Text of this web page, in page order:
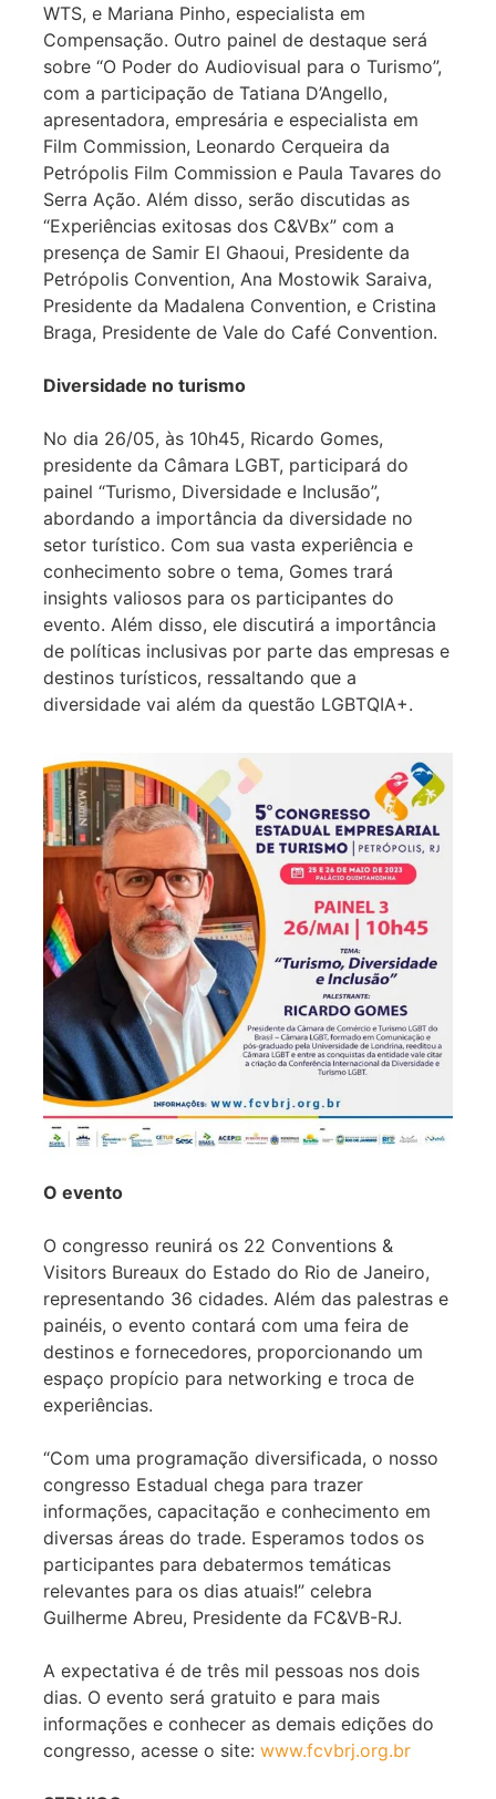
WTS, e Mariana Pinho, especialista em
Compensação. Outro painel de destaque será
sobre “O Poder do Audiovisual para o Turismo”,
com a participação de Tatiana D’Angello,
apresentadora, empresária e especialista em
Film Commission, Leonardo Cerqueira da
Petrópolis Film Commission e Paula Tavares do
Serra Ação. Além disso, serão discutidas as
“Experiências exitosas dos C&VBx” com a
presença de Samir El Ghaoui, Presidente da
Petrópolis Convention, Ana Mostowik Saraiva,
Presidente da Madalena Convention, e Cristina
Braga, Presidente de Vale do Café Convention.
Diversidade no turismo
No dia 26/05, às 10h45, Ricardo Gomes,
presidente da Câmara LGBT, participará do
painel “Turismo, Diversidade e Inclusão”,
abordando a importância da diversidade no
setor turístico. Com sua vasta experiência e
conhecimento sobre o tema, Gomes trará
insights valiosos para os participantes do
evento. Além disso, ele discutirá a importância
de políticas inclusivas por parte das empresas e
destinos turísticos, ressaltando que a
diversidade vai além da questão LGBTQIA+.
O evento
O congresso reunirá os 22 Conventions &
Visitors Bureaux do Estado do Rio de Janeiro,
representando 36 cidades. Além das palestras e
painéis, o evento contará com uma feira de
destinos e fornecedores, proporcionando um
espaço propício para networking e troca de
experiências.
“Com uma programação diversificada, o nosso
congresso Estadual chega para trazer
informações, capacitação e conhecimento em
diversas áreas do trade. Esperamos todos os
participantes para debatermos temáticas
relevantes para os dias atuais!” celebra
Guilherme Abreu, Presidente da FC&VB-RJ.
A expectativa é de três mil pessoas nos dois
dias. O evento será gratuito e para mais
informações e conhecer as demais edições do
congresso, acesse o site:www.fcvbrj.org.br